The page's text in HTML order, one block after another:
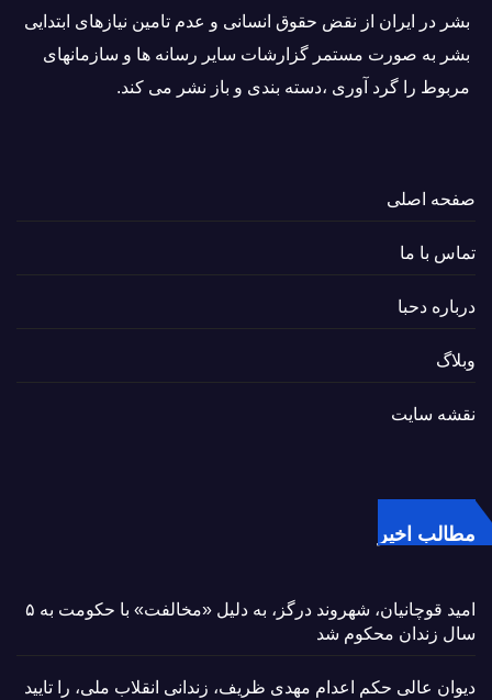
بشر در ایران از نقض حقوق انسانی و عدم تامین نیازهای ابتدایی
بشر به صورت مستمر گزارشات سایر رسانه ها و سازمانهای
مربوط را گرد آوری ،دسته بندی و باز نشر می كند.
صفحه اصلی
تماس با ما
درباره دحبا
وبلاگ
نقشه سایت
مطالب اخیر
امید قوچانیان، شهروند درگز، به دلیل «مخالفت» با حکومت به ۵
سال زندان محکوم شد
دیوان عالی حکم اعدام مهدی ظریف، زندانی انقلاب ملی، را تایید